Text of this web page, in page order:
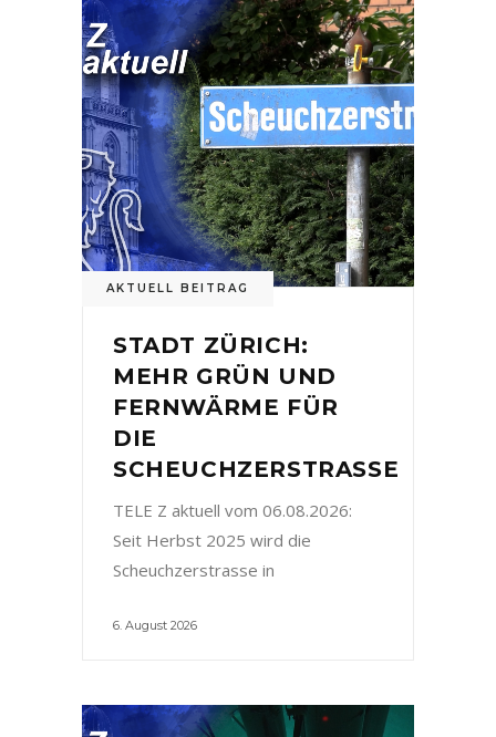
AKTUELL BEITRAG
STADT ZÜRICH:
MEHR GRÜN UND
FERNWÄRME FÜR
DIE
SCHEUCHZERSTRASSE
TELE Z aktuell vom 06.08.2026:
Seit Herbst 2025 wird die
Scheuchzerstrasse in
6. August 2026